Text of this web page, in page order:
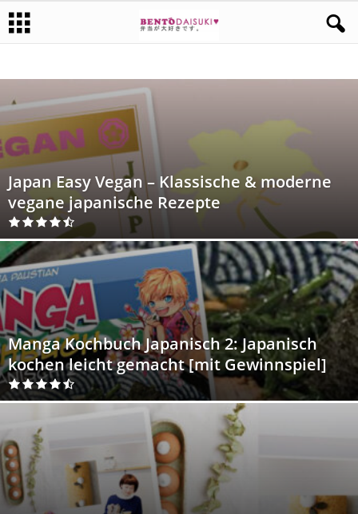
Japan Easy Vegan – Klassische & moderne
vegane japanische Rezepte
Manga Kochbuch Japanisch 2: Japanisch
kochen leicht gemacht [mit Gewinnspiel]